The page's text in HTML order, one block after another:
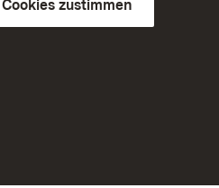
zustimmen